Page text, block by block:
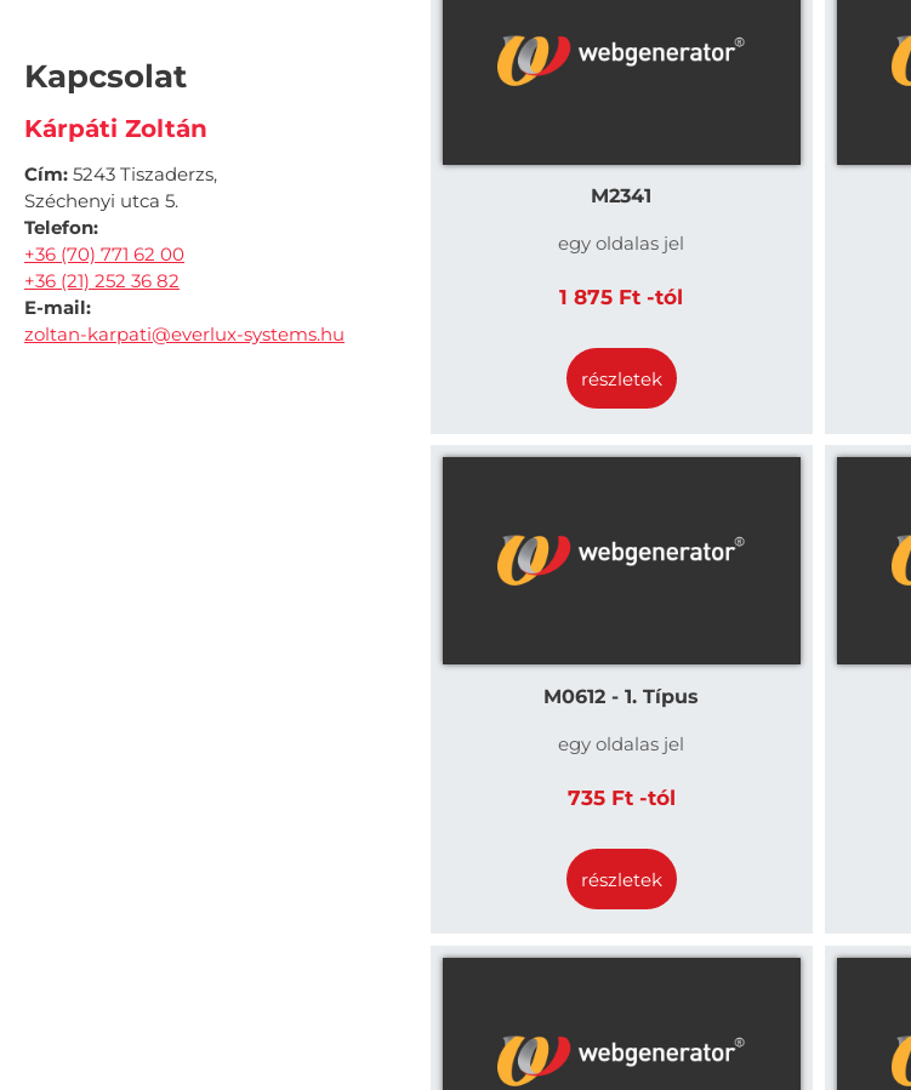
Kapcsolat
Kárpáti Zoltán
Cím: 5243 Tiszaderzs,
Széchenyi utca 5.
Telefon:
+36 (70) 771 62 00
+36 (21) 252 36 82
E-mail:
zoltan-karpati@everlux-systems.hu
M2341
egy oldalas jel
1 875 Ft -tól
részletek
M0612 - 1. Típus
egy oldalas jel
735 Ft -tól
részletek